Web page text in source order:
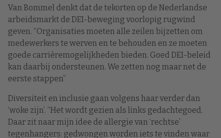
Van Bommel denkt dat de tekorten op de Nederlandse
arbeidsmarkt de DEI-beweging voorlopig rugwind
geven. “Organisaties moeten alle zeilen bijzetten om
medewerkers te werven en te behouden en ze moeten
goede carrièremogelijkheden bieden. Goed DEI-beleid
kan daarbij ondersteunen. We zetten nog maar net de
eerste stappen”
Diversiteit en inclusie gaan volgens haar verder dan
‘woke zijn’. “Het wordt gezien als links gedachtegoed.
Daar zit naar mijn idee de allergie van ‘rechtse’
tegenhangers: gedwongen worden iets te vinden waar